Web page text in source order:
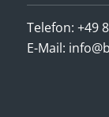
Telefon: +49
E-Mail: